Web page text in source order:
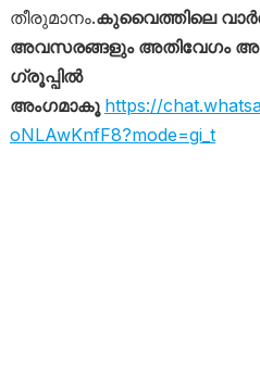
തീരുമാനം.കുവൈത്തിലെ
അവസരങ്ങളും അതിവേഗം
ഗ്രൂപ്പിൽ
അംഗമാകൂ https://
oNLAwKnfF8?mode=gi_t